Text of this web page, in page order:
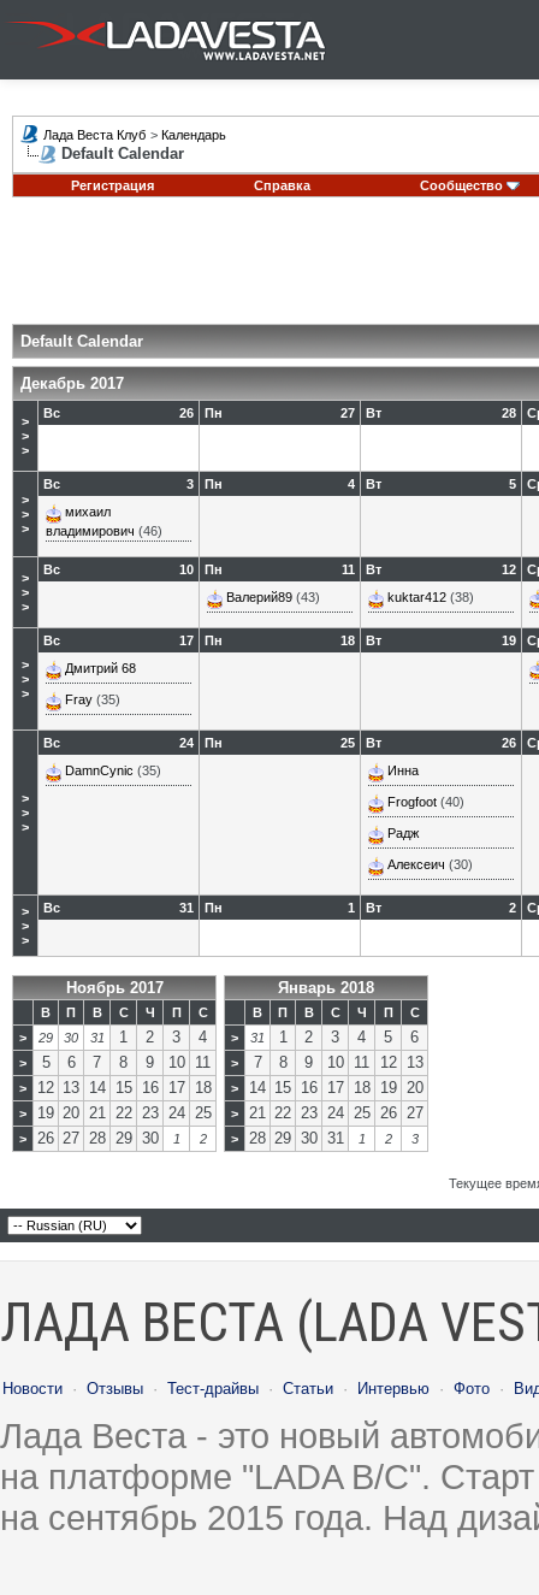
Лада Веста Клуб > Календарь
Default Calendar
Регистрация Справка Сообщество
Default Calendar
Декабрь 2017
>
>
>
26
Вс 27
Пн 28
Вт
>
>
>
3
Вс
михаил
владимирович (46)
4
Пн 5
Вт
>
>
>
10
Вс 11
Пн
Валерий89 (43)
12
Вт
kuktar412 (38)
>
>
>
17
Вс
Дмитрий 68
Fray (35)
18
Пн 19
Вт
>
>
>
24
Вс
DamnCynic (35)
25
Пн 26
Вт
Инна
Frogfoot (40)
Радж
Алексеич (30)
>
>
>
31
Вс 1
Пн 2
Вт
Ноябрь 2017
В П В С Ч П
С
>
29 30 31 1 2 3 4
> 5 6 7 8 9 10 11
> 12 13 14 15 16 17 18
> 19 20 21 22 23 24 25
> 26 27 28 29 30 1 2
Январь 2018
В П В С Ч П
С
>
31 1 2 3 4 5 6
> 7 8 9 10 11 12 13
> 14 15 16 17 18 19 20
> 21 22 23 24 25 26 27
> 28 29 30 31 1 2 3
Текущее
ЛАДА ВЕСТА (LADA
Новости · Отзывы · Тест-драйвы · Статьи · Интервью · Фото ·
Лада Веста - это новый
на платформе "LADA B/C".
на сентябрь 2015 года. Над